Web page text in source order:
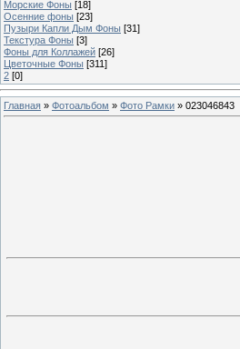
Морские Фоны [18]
Осенние фоны [23]
Пузыри Капли Дым Фоны [31]
Текстура Фоны [3]
Фоны для Коллажей [26]
Цветочные Фоны [311]
2 [0]
Главная » Фотоальбом » Фото Рамки » 023046843